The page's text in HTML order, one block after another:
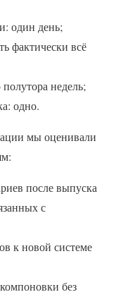
один день;
фактически всё
недель;
одно.
мы оценивали
после выпуска
с
к новой системе
без